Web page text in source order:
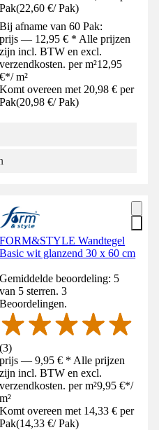
Pak(22,60 €/ Pak)
Bij afname van 60 Pak:
prijs — 12,95 € * Alle prijzen
zijn incl. BTW en excl.
verzendkosten. per m²12,95
€*/ m²
Komt overeen met 20,98 € per
Pak(20,98 €/ Pak)
FORM&STYLE Wandtegel
Basic wit glanzend 30 x 60 cm
Gemiddelde beoordeling: 5
van 5 sterren. 3
Beoordelingen.
(3)
prijs — 9,95 € * Alle prijzen
zijn incl. BTW en excl.
verzendkosten. per m²9,95 €*/
m²
Komt overeen met 14,33 € per
Pak(14,33 €/ Pak)